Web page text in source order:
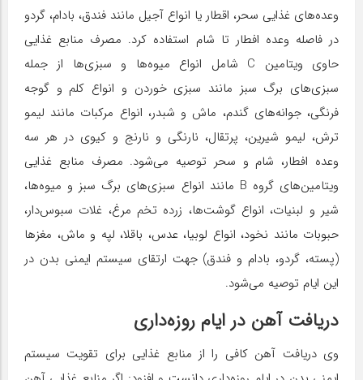
وعده‌های غذایی سحر، اقطار یا انواع آجیل مانند فندق، بادام، گردو
در فاصله وعده افطار تا شام استفاده کرد. مصرف منابع غذایی
حاوی ویتامین C شامل انواع میوه‌ها و سبزی‌ها از جمله
سبزی‌های برگ سبز مانند سبزی خوردن و انواع کلم و گوجه
فرنگی، جوانه‌های گندم، ماش و شبدر، انواع مرکبات مانند لیمو
ترش، لیمو شیرین، پرتقال، نارنگی و نارنج و کیوی در هر سه
وعده افطار، شام و سحر توصیه می‌شود. مصرف منابع غذایی
ویتامین‌های گروه B مانند انواع سبزی‌های برگ سبز و میوه‌ها،
شیر و لبنیات، انواع گوشت‌ها، زرده تخم مرغ، غلات سبوس‌دار،
حبوبات مانند نخود، انواع لوبیا، عدس، باقلا، لپه و ماش، مغزها
(پسته، گردو، بادام و فندق) جهت ارتقای سیستم ایمنی بدن در
این ایام توصیه می‌شود.
دریافت آهن در ایام روزه‌داری
وی دریافت آهن کافی را از منابع غذایی برای تقویت سیستم